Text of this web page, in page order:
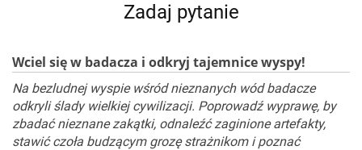
Zadaj pytanie
Wciel się w badacza i odkryj tajemnice wyspy!
Na bezludnej wyspie wśród nieznanych wód badacze
odkryli ślady wielkiej cywilizacji. Poprowadź wyprawę, by
zbadać nieznane zakątki, odnaleźć zaginione artefakty,
stawić czoła budzącym grozę strażnikom i poznać